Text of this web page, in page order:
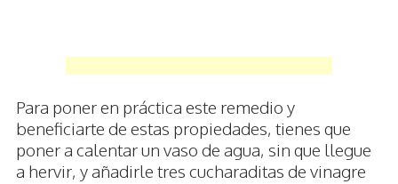
Para poner en práctica este remedio y
beneficiarte de estas propiedades, tienes que
poner a calentar un vaso de agua, sin que llegue
a hervir, y añadirle tres cucharaditas de vinagre